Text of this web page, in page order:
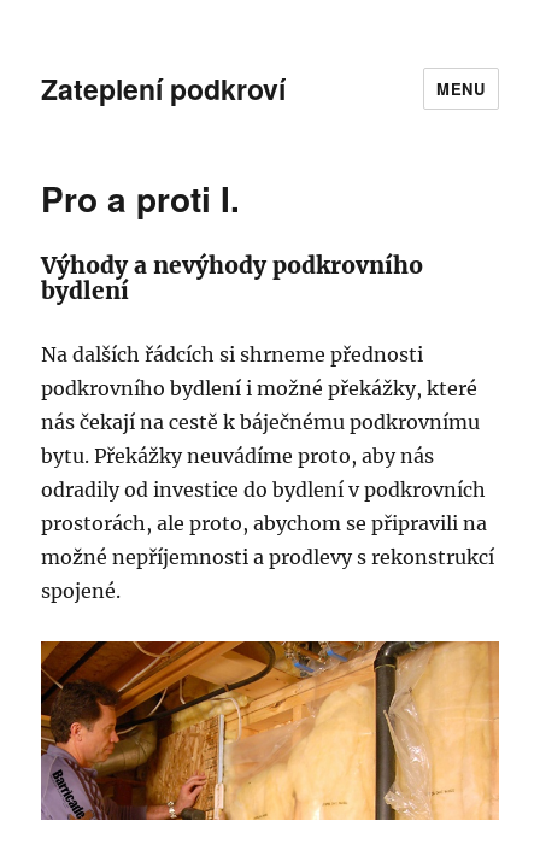
Zateplení podkroví MENU
Pro a proti I.
Výhody a nevýhody podkrovního
bydlení
Na dalších řádcích si shrneme přednosti
podkrovního bydlení i možné překážky, které
nás čekají na cestě k báječnému podkrovnímu
bytu. Překážky neuvádíme proto, aby nás
odradily od investice do bydlení v podkrovních
prostorách, ale proto, abychom se připravili na
možné nepříjemnosti a prodlevy s rekonstrukcí
spojené.